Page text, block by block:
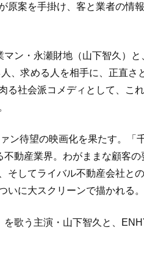
原案を手掛け、客と業者の情
ン・永瀬財地（山下智久）と
、求める人を相手に、正直さ
る社会派コメディとして、こ
ン待望の映画化を果たす。「
動産業界。わがままな顧客
そしてライバル不動産会社と
に大スクリーンで描かれる。
歌う主演・山下智久と、